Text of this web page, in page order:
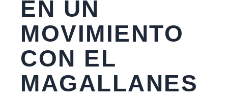
EN UN
MOVIMIENTO
CON EL
MAGALLANES